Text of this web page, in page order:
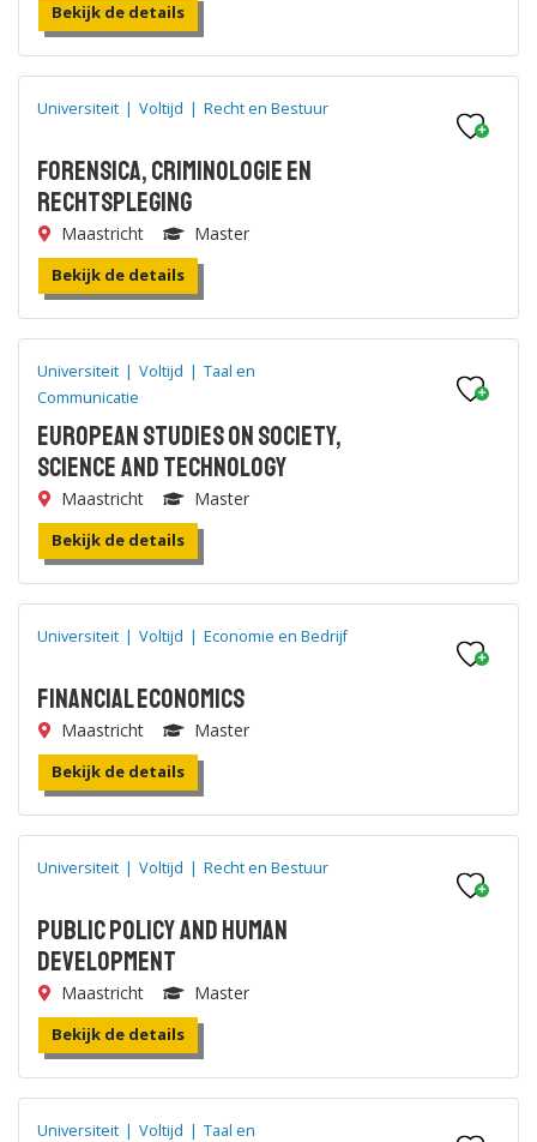
Bekijk de details
Universiteit | Voltijd | Recht en Bestuur
Forensica, Criminologie en
Rechtspleging
Maastricht Master
Bekijk de details
Universiteit | Voltijd | Taal en
Communicatie
European Studies on Society,
Science and Technology
Maastricht Master
Bekijk de details
Universiteit | Voltijd | Economie en Bedrijf
Financial Economics
Maastricht Master
Bekijk de details
Universiteit | Voltijd | Recht en Bestuur
Public Policy and Human
Development
Maastricht Master
Bekijk de details
Universiteit | Voltijd | Taal en